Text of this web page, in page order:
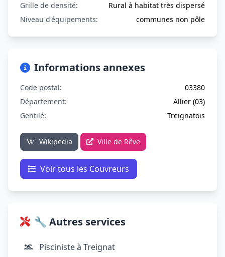
Grille de densité:
Rural à habitat très dispersé
Niveau d'équipements:
communes non pôle
Informations annexes
Code postal:
03380
Département:
Allier (03)
Gentilé:
Treignatois
Wikipedia Ville de Rêve
Voir tous les Couvreurs
🔧 Autres services
Pisciniste à Treignat